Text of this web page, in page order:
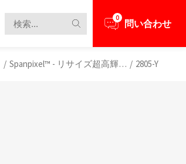
0 問い合わせ
/ Spanpixel™ - リサイズ超高輝度液晶パネル / 2805-Y